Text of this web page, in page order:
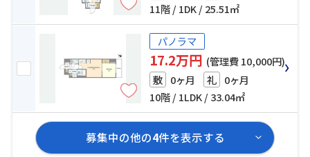
11階 / 1DK / 25.51㎡
パノラマ
17.2万円 (管理費 10,000円)
敷 0ヶ月 礼 0ヶ月
10階 / 1LDK / 33.04㎡
募集中の他の4件を表示する